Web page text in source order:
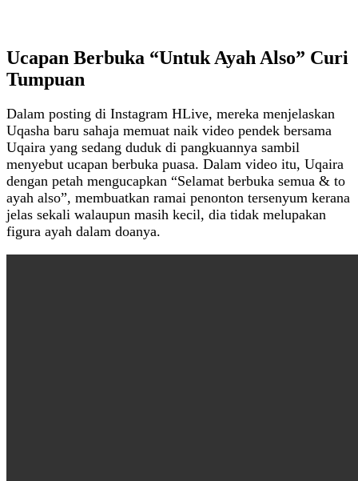
Ucapan Berbuka “Untuk Ayah Also” Curi
Tumpuan
Dalam posting di Instagram HLive, mereka menjelaskan
Uqasha baru sahaja memuat naik video pendek bersama
Uqaira yang sedang duduk di pangkuannya sambil
menyebut ucapan berbuka puasa. Dalam video itu, Uqaira
dengan petah mengucapkan “Selamat berbuka semua & to
ayah also”, membuatkan ramai penonton tersenyum kerana
jelas sekali walaupun masih kecil, dia tidak melupakan
figura ayah dalam doanya.